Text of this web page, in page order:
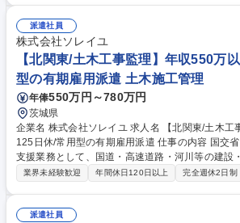
変更範囲】当社の指定する業務 ※建物・地面に改
たしません。 募集職種 【首都圏/土木工事監理】年収550万以上/125日休/
常用型の有期雇用派遣
派遣社員
株式会社ソレイユ
【北関東/土木工事監理】年収550万
型の有期雇用派遣 土木施工管理
年俸550万円～780万円
茨城県
企業名 株式会社ソレイユ 求人名 【北関東/土木工事監理】年収550万以上/
125日休/常用型の有期雇用派遣 仕事の内容 国交省・高速道路事業者等の
支援業務として、国道・高速道路・河川等の建設
監督業務を発注者の補助的立場で行います 。 ■工事発注補助・品質管理・
変更範囲】当社の指定する業務 ※建物・地面に改
業界未経験歓迎 年間休日120日以上 完全週休2日制
派遣社員